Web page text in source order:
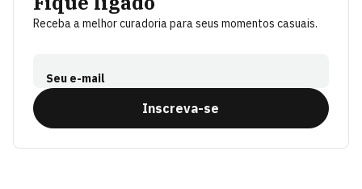
Receba a melhor curadoria para seus momentos casuais.
Seu e-mail
Inscreva-se